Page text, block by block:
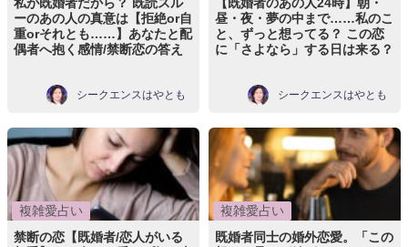
ーのあの人の真意は【拒絶or自
重orそれとも……】あなたと配
偶者へ抱く感情/禁断恋の答え
シークエンスはやとも
昼・夜・夢の中まで……私のこ
と、ずっと想ってる？ この恋
に「さよなら」する日は来る？
シークエンスはやとも
複雑愛占い
禁断の恋【既婚者/恋人がいる
複雑愛占い
既婚者同士の婚外恋愛。「この